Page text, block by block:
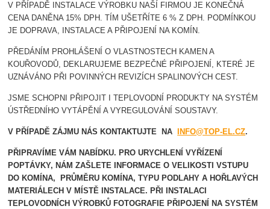
V PŘÍPADĚ INSTALACE VÝROBKU NAŠÍ FIRMOU JE KONEČNÁ
CENA DANĚNA 15% DPH. TÍM UŠETŘÍTE 6 % Z DPH. PODMÍNKOU
JE DOPRAVA, INSTALACE A PŘIPOJENÍ NA KOMÍN.
PŘEDÁNÍM PROHLÁŠENÍ O VLASTNOSTECH KAMEN A
KOUŘOVODŮ, DEKLARUJEME BEZPEČNÉ PŘIPOJENÍ, KTERÉ JE
UZNÁVÁNO PŘI POVINNÝCH REVIZÍCH SPALINOVÝCH CEST.
JSME SCHOPNI PŘIPOJIT I TEPLOVODNÍ PRODUKTY NA SYSTÉM
ÚSTŘEDNÍHO VYTÁPĚNÍ A VYREGULOVÁNÍ SOUSTAVY.
V PŘÍPADĚ ZÁJMU NÁS KONTAKTUJTE NA INFO@TOP-EL.CZ.
PŘIPRAVÍME VÁM NABÍDKU. PRO URYCHLENÍ VYŘÍZENÍ
POPTÁVKY, NÁM ZAŠLETE INFORMACE O VELIKOSTI VSTUPU
DO KOMÍNA, PRŮMĚRU KOMÍNA, TYPU PODLAHY A HOŘLAVÝCH
MATERIÁLECH V MÍSTĚ INSTALACE. PŘI INSTALACI
TEPLOVODNÍCH VÝROBKŮ FOTOGRAFIE PŘIPOJENÍ NA SYSTÉM